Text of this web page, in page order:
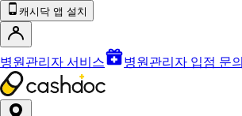
캐시닥 앱 설치
병원관리자 서비스 병원관리자 입점 문의